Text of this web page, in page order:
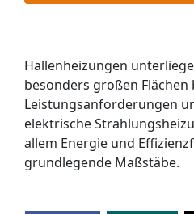
Hallenheizungen
besonders großen Flächen
Leistungsanforderungen
elektrische
allem Energie und
grundlegende Maßstäbe.